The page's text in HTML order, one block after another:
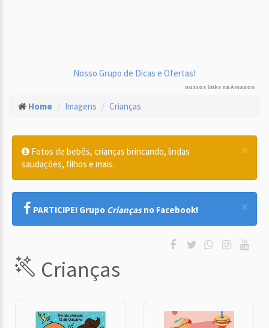
Nosso Grupo de Dicas e Ofertas!
nossos links na Amazon
Home Imagens Crianças
×
Fotos de bebês, crianças brincando, lindas
saudações, filhos e mais.
×
PARTICIPE! Grupo Criançasno Facebook!
Crianças